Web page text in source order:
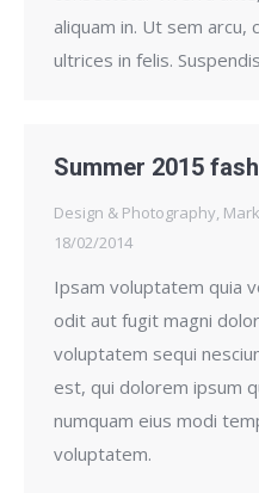
aliquam in. Ut sem arcu,
ultrices in felis.
Summer 2015
Design & Photography,
18/02/2014
Ipsam voluptatem quia
odit aut fugit magni
voluptatem sequi
est, qui dolorem ipsum
numquam eius modi
voluptatem.